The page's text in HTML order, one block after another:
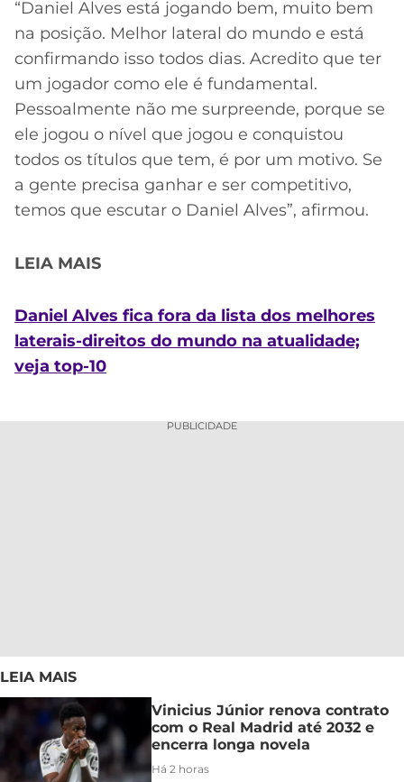
“Daniel Alves está jogando bem, muito bem
na posição. Melhor lateral do mundo e está
confirmando isso todos dias. Acredito que ter
um jogador como ele é fundamental.
Pessoalmente não me surpreende, porque se
ele jogou o nível que jogou e conquistou
todos os títulos que tem, é por um motivo. Se
a gente precisa ganhar e ser competitivo,
temos que escutar o Daniel Alves”, afirmou.
LEIA MAIS
Daniel Alves fica fora da lista dos melhores
laterais-direitos do mundo na atualidade;
veja top-10
PUBLICIDADE
LEIA MAIS
Vinicius Júnior renova contrato
com o Real Madrid até 2032 e
encerra longa novela
Há 2 horas